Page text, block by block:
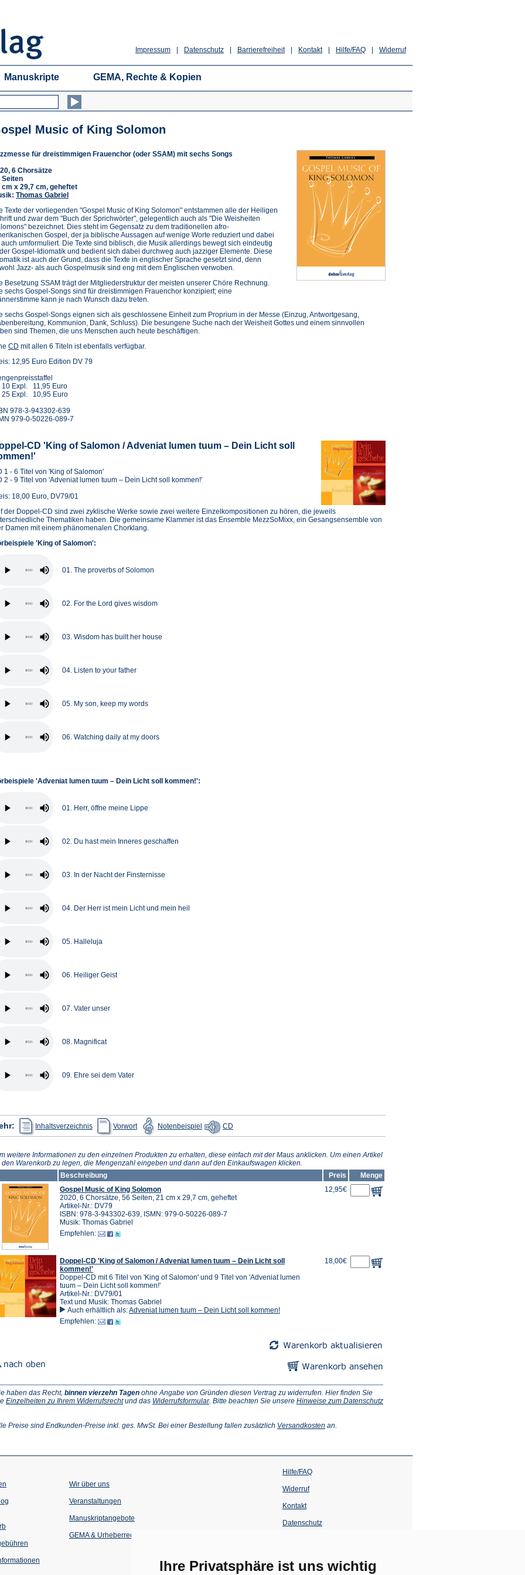
Ihre Privatsphäre ist uns wichtig
Widerruf
Hilfe/FAQ
Kontakt
Barrierefreiheit
Datenschutz
Impressum
Manuskripte GEMA, Rechte & Kopien
Music of King Solomon
für dreistimmigen Frauenchor (oder SSAM) mit sechs Songs
6 Chorsätze
Seiten
cm x 29,7 cm, geheftet
Thomas Gabriel
Texte der vorliegenden "Gospel Music of King Solomon" entstammen alle der Heiligen
und zwar dem "Buch der Sprichwörter", gelegentlich auch als "Die Weisheiten
bezeichnet. Dies steht im Gegensatz zu dem traditionellen afro-
Gospel, der ja biblische Aussagen auf wenige Worte reduziert und dabei
auch umformuliert. Die Texte sind biblisch, die Musik allerdings bewegt sich eindeutig
Gospel-Idiomatik und bedient sich dabei durchweg auch jazziger Elemente. Diese
ist auch der Grund, dass die Texte in englischer Sprache gesetzt sind, denn
Jazz- als auch Gospelmusik sind eng mit dem Englischen verwoben.
Besetzung SSAM trägt der Mitgliederstruktur der meisten unserer Chöre Rechnung.
sechs Gospel-Songs sind für dreistimmigen Frauenchor konzipiert; eine
kann je nach Wunsch dazu treten.
sechs Gospel-Songs eignen sich als geschlossene Einheit zum Proprium in der Messe (Einzug, Antwortgesang,
Kommunion, Dank, Schluss). Die besungene Suche nach der Weisheit Gottes und einem sinnvollen
sind Themen, die uns Menschen auch heute beschäftigen.
CD (Öffnet
einem
Tab)
mit allen 6 Titeln ist ebenfalls verfügbar.
12,95 Euro Edition DV 79
10 Expl. 11,95 Euro
25 Expl. 10,95 Euro
978-3-943302-639
979-0-50226-089-7
CD 'King of Salomon / Adveniat lumen tuum – Dein Licht soll
1 - 6 Titel von 'King of Salomon'
2 - 9 Titel von 'Adveniat lumen tuum – Dein Licht soll kommen!'
18,00 Euro, DV79/01
der Doppel-CD sind zwei zyklische Werke sowie zwei weitere Einzelkompositionen zu hören, die jeweils
Thematiken haben. Die gemeinsame Klammer ist das Ensemble MezzSoMixx, ein Gesangsensemble von
Damen mit einem phänomenalen Chorklang.
'King of Salomon':
01. The proverbs of Solomon
02. For the Lord gives wisdom
03. Wisdom has built her house
04. Listen to your father
05. My son, keep my words
06. Watching daily at my doors
'Adveniat lumen tuum – Dein Licht soll kommen!':
01. Herr, öffne meine Lippe
02. Du hast mein Inneres geschaffen
03. In der Nacht der Finsternisse
04. Der Herr ist mein Licht und mein heil
05. Halleluja
06. Heiliger Geist
07. Vater unser
08. Magnificat
09. Ehre sei dem Vater
Inhaltsverzeichnis
(Öffnet
in
einem
Tab)
Vorwort
(Öffnet
in
einem
Tab)
Notenbeispiel
(Öffnet
in
einem
Tab)
CDin
einem
Tab)
weitere Informationen zu den einzelnen Produkten zu erhalten, diese einfach mit der Maus anklicken. Um einen Artikel
den Warenkorb zu legen, die Mengenzahl eingeben und dann auf den Einkaufswagen klicken.
Beschreibung
Preis
Menge
Gospel Music of King Solomon
2020, 6 Chorsätze, 56 Seiten, 21 cm x 29,7 cm, geheftet
Artikel-Nr.: DV79
ISBN: 978-3-943302-639, ISMN: 979-0-50226-089-7
Musik: Thomas Gabriel
Empfehlen:
12,95€
Doppel-CD 'King of Salomon / Adveniat lumen tuum – Dein Licht soll
kommen!'
Doppel-CD mit 6 Titel von 'King of Salomon' und 9 Titel von 'Adveniat lumen
tuum – Dein Licht soll kommen!'
Artikel-Nr.: DV79/01
Text und Musik: Thomas Gabriel
Auch erhältlich als:Adveniat lumen tuum – Dein Licht soll kommen!
Empfehlen:
18,00€
haben das Recht, binnen vierzehn Tagen ohne Angabe von Gründen diesen Vertrag zu widerrufen. Hier finden Sie
Einzelheiten zu Ihrem Widerrufsrecht(Öffnet
neuen
und das Widerrufsformular(Öffnet
neuen
. Bitte beachten Sie unsere Hinweise zum Datenschutz
Preise sind Endkunden-Preise inkl. ges. MwSt. Bei einer Bestellung fallen zusätzlich Versandkosten (Öffnet
Tab)
an.
Wir über uns
Veranstaltungen
einem
Tab)
Manuskriptangebote
GEMA & Urheberrecht
Hilfe/FAQ
Widerruf
Kontakt
Datenschutz